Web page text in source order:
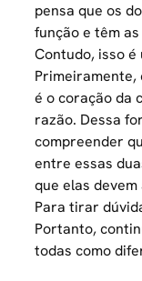
pensa que os
função e têm
Contudo, isso é
Primeiramente,
é o coração da
razão. Dessa
compreender
entre essas
que elas
Para tirar
Portanto,
todas como